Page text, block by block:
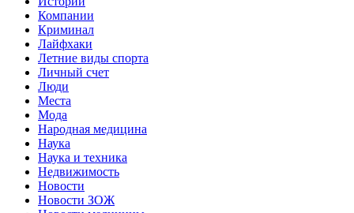
Компании
Криминал
Лайфхаки
Летние виды спорта
Личный счет
Люди
Места
Мода
Народная медицина
Наука
Наука и техника
Недвижимость
Новости
Новости ЗОЖ